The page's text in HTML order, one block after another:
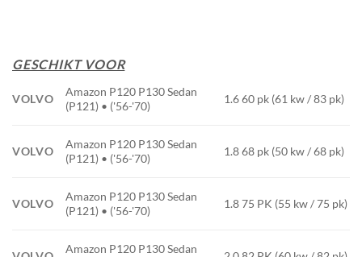
GESCHIKT VOOR
VOLVO
Amazon P120 P130 Sedan
(P121) • ('56-'70)
1.6 60 pk (61 kw / 83 pk)
VOLVO
Amazon P120 P130 Sedan
(P121) • ('56-'70)
1.8 68 pk (50 kw / 68 pk)
VOLVO
Amazon P120 P130 Sedan
(P121) • ('56-'70)
1.8 75 PK (55 kw / 75 pk)
Amazon P120 P130 Sedan